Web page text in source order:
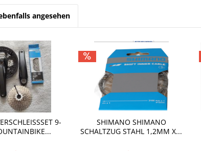
angesehen
9-F
SHIMANO SHIMANO
SCHALTZUG STAHL 1,2MM X...